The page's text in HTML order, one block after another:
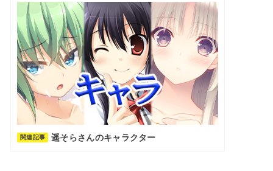
関連記事 遥そらさんのキャラクター